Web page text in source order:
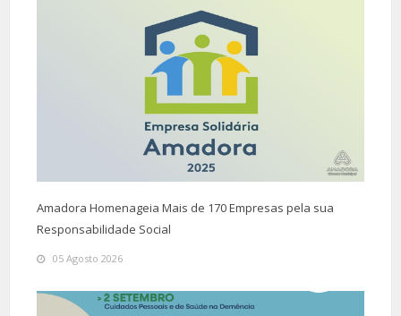
Amadora Homenageia Mais de 170 Empresas pela sua
Responsabilidade Social
05 Agosto 2026